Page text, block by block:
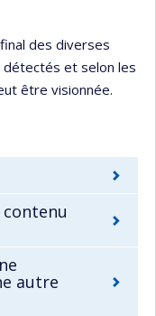
des diverses
détectés et selon les
être visionnée.
autre